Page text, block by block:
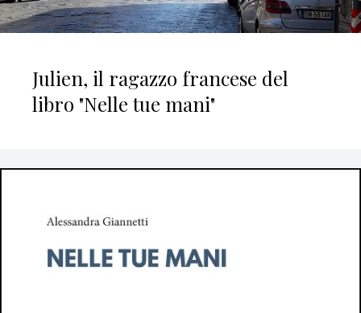
Julien, il ragazzo francese del
libro "Nelle tue mani"